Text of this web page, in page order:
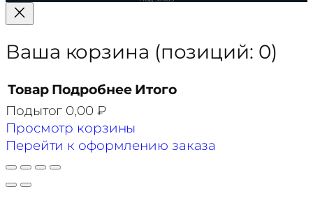
Ваша корзина (позиций: 0)
Товары
в
корзине
Товар Подробнее Итого
Подытог 0,00 ₽
Просмотр корзины
Перейти к оформлению заказа